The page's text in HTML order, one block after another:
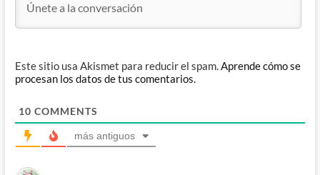
Este sitio usa Akismet para reducir el spam.Aprende cómo se
procesan los datos de tus comentarios.
10 COMMENTS
más antiguos